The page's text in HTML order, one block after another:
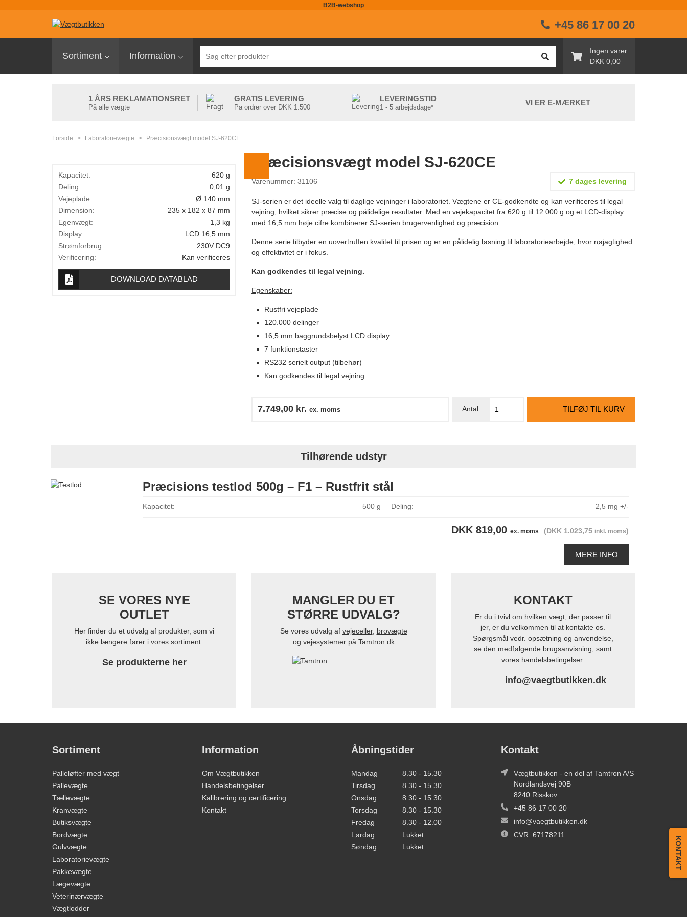
B2B-webshop
+45 86 17 00 20
Sortiment Information
Ingen varer
DKK 0,00
Sortiment
Laboratorievægte
Veterinærvægte
1 ÅRS REKLAMATIONSRET
På alle vægte
GRATIS LEVERING
På ordrer over DKK 1.500
LEVERINGSTID
1 - 5 arbejdsdage*
VI ER E-MÆRKET
Forside > Laboratorievægte > Præcisionsvægt model SJ-620CE
Kapacitet:
620 g
Deling:
0,01 g
Vejeplade:
Ø 140 mm
Dimension:
235 x 182 x 87 mm
Egenvægt:
1,3 kg
Display:
LCD 16,5 mm
Strømforbrug:
230V DC9
Verificering:
Kan verificeres
DOWNLOAD DATABLAD
Præcisionsvægt model SJ-620CE
Varenummer: 31106 7 dages levering
SJ-serien er det ideelle valg til daglige vejninger i laboratoriet. Vægtene er CE-godkendte og kan verificeres til legal
vejning, hvilket sikrer præcise og pålidelige resultater. Med en vejekapacitet fra 620 g til 12.000 g og et LCD-display
med 16,5 mm høje cifre kombinerer SJ-serien brugervenlighed og præcision.
Denne serie tilbyder en uovertruffen kvalitet til prisen og er en pålidelig løsning til laboratoriearbejde, hvor nøjagtighed
og effektivitet er i fokus.
Kan godkendes til legal vejning.
Egenskaber:
Rustfri vejeplade
120.000 delinger
16,5 mm baggrundsbelyst LCD display
7 funktionstaster
RS232 serielt output (tilbehør)
Kan godkendes til legal vejning
7.749,00 kr. ex. moms TILFØJ TIL KURV
Tilhørende udstyr
Præcisions testlod 500g – F1 – Rustfrit stål
Kapacitet: 500 g Deling: 2,5 mg +/-
DKK 819,00 ex. moms (DKK 1.023,75 inkl. moms)
MERE INFO
SE VORES NYE
OUTLET
Her finder du et udvalg af produkter, som vi
ikke længere fører i vores sortiment.
Se produkterne her
MANGLER DU ET
STØRRE UDVALG?
Se vores udvalg af vejeceller, brovægte
og vejesystemer på Tamtron.dk
KONTAKT
Er du i tvivl om hvilken vægt, der passer til
jer, er du velkommen til at kontakte os.
Spørgsmål vedr. opsætning og anvendelse,
se den medfølgende brugsanvisning, samt
vores handelsbetingelser.
info@vaegtbutikken.dk
Sortiment
Palleløfter med vægt
Pallevægte
Tællevægte
Kranvægte
Butiksvægte
Bordvægte
Gulvvægte
Laboratorievægte
Pakkevægte
Lægevægte
Veterinærvægte
Vægtlodder
Information
Om Vægtbutikken
Handelsbetingelser
Kalibrering og certificering
Kontakt
Åbningstider
Mandag
8.30 - 15.30
Tirsdag
8.30 - 15.30
Onsdag
8.30 - 15.30
Torsdag
8.30 - 15.30
Fredag
8.30 - 12.00
Lørdag
Lukket
Søndag
Lukket
Kontakt
Vægtbutikken - en del af Tamtron A/S
Nordlandsvej 90B
8240 Risskov
+45 86 17 00 20
info@vaegtbutikken.dk
CVR. 67178211
KONTAKT